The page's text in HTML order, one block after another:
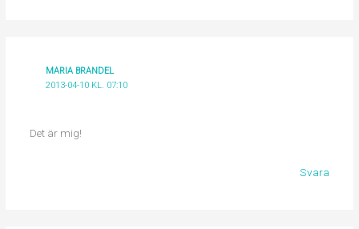
MARIA BRANDEL
2013-04-10 KL. 07:10
Det är mig!
Svara